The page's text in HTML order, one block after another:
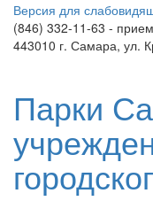
Версия для
(846) 332-11-63 -
443010 г. Самара, ул.
Парки